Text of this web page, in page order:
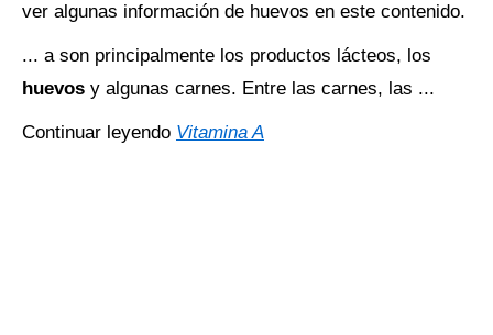
ver algunas información de huevos en este contenido.
... a son principalmente los productos lácteos, los
huevos y algunas carnes. Entre las carnes, las ...
Continuar leyendo Vitamina A